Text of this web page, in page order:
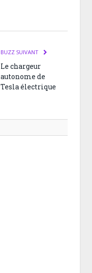
BUZZ SUIVANT
Le chargeur
autonome de
Tesla électrique